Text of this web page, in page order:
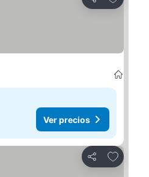
Compartir
Ver precios
Compartir
Agregar